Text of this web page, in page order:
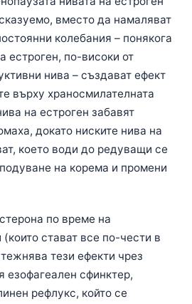
вместо да намаляват
колебания – понякога
естроген, по-високи от
нива – създават ефект
върху храносмилателната
на естроген забавят
докато ниските нива на
което води до редуващи се
на корема и промени
по време на
стават все по-чести в
тези ефекти чрез
езофагеален сфинктер,
рефлукс, който се